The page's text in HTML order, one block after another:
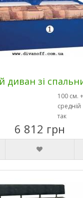
диван зі
100 см.
средній
так
6 812 грн